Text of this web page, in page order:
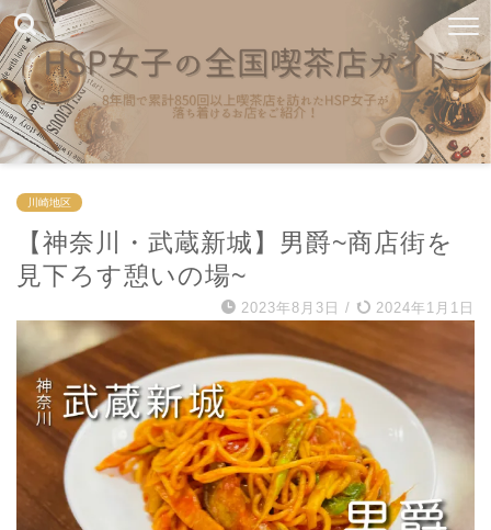
川崎地区
【神奈川・武蔵新城】男爵~商店街を
見下ろす憩いの場~
2023年8月3日 / 2024年1月1日